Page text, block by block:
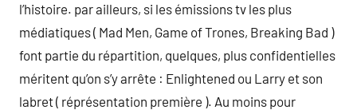
l’histoire. par ailleurs, si les émissions tv les plus
médiatiques ( Mad Men, Game of Trones, Breaking Bad )
font partie du répartition, quelques, plus confidentielles
méritent qu’on s’y arrête : Enlightened ou Larry et son
labret ( réprésentation première ). Au moins pour